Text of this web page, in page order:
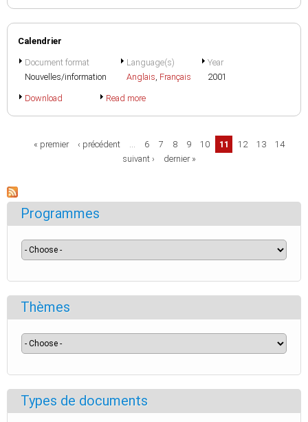
Calendrier
Document format
Nouvelles/information
Language(s)
Anglais, Français
Year
2001
Download Read more
Pages« premier ‹ précédent … 6 7 8 9 10 11 12 13
14
suivant ›
dernier »
Programmes
Thèmes
Types de documents